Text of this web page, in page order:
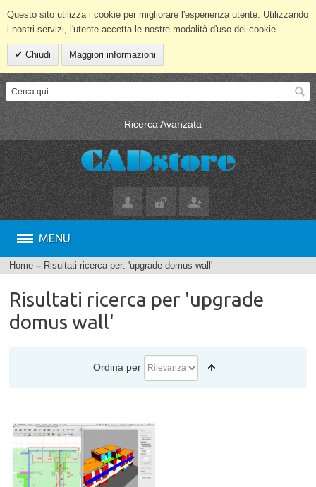
Questo sito utilizza i cookie per migliorare l'esperienza utente. Utilizzando
i nostri servizi, l'utente accetta le nostre modalità d'uso dei cookie.
Chiudi Maggiori informazioni
Ricerca Avanzata
MENU
Home Risultati ricerca per: 'upgrade domus wall'
Risultati ricerca per 'upgrade
domus wall'
Ordina per